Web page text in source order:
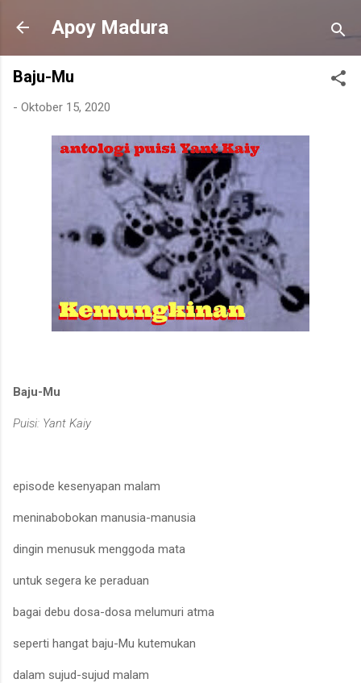
Langsung ke konten utama
Apoy Madura
Baju-Mu
- Oktober 15, 2020
Baju-Mu
Puisi: Yant Kaiy
episode kesenyapan malam
meninabobokan manusia-manusia
dingin menusuk menggoda mata
untuk segera ke peraduan
bagai debu dosa-dosa melumuri atma
seperti hangat baju-Mu kutemukan
dalam sujud-sujud malam